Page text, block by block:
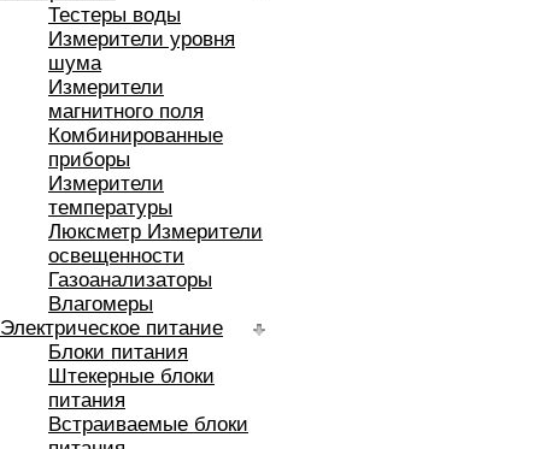
Тестеры воды
Измерители уровня
шума
Измерители
магнитного поля
Комбинированные
приборы
Измерители
температуры
Люксметр Измерители
освещенности
Газоанализаторы
Влагомеры
Электрическое питание
Блоки питания
Штекерные блоки
питания
Встраиваемые блоки